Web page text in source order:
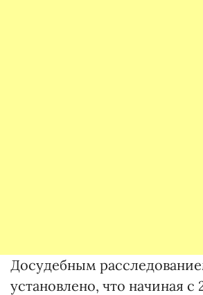
Досудебным
установлено, что начиная с